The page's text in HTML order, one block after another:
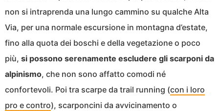
non si intraprenda una lungo cammino su qualche Alta
Via, per una normale escursione in montagna d’estate,
fino alla quota dei boschi e della vegetazione o poco
più, si possono serenamente escludere gli scarponi da
alpinismo, che non sono affatto comodi né
confortevoli. Poi tra scarpe da trail running (con i loro
pro e contro), scarponcini da avvicinamento o